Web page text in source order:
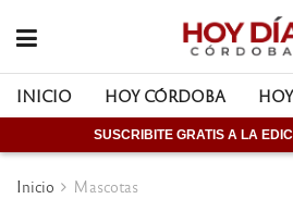
INICIO HOY CÓRDOBA
SUSCRIBITE GRATIS A LA
Inicio Mascotas